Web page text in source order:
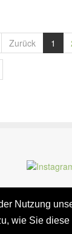
Nutzung
wie Sie
Zurück 1